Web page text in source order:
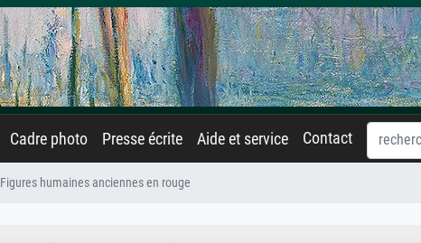
Cadre photo Presse écrite Aide et service Contact
Figures humaines anciennes en rouge